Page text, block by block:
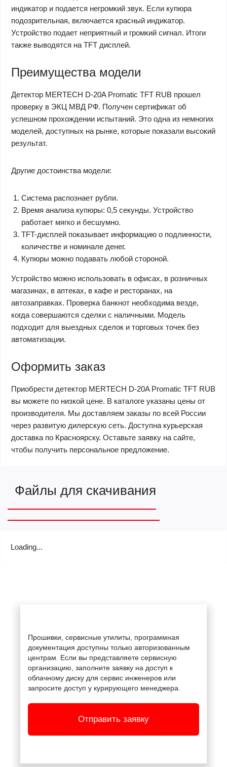
индикатор и подается негромкий звук. Если купюра
подозрительная, включается красный индикатор.
Устройство подает неприятный и громкий сигнал. Итоги
также выводятся на TFT дисплей.
Преимущества модели
Детектор MERTECH D-20A Promatic TFT RUB прошел
проверку в ЭКЦ МВД РФ. Получен сертификат об
успешном прохождении испытаний. Это одна из немногих
моделей, доступных на рынке, которые показали высокий
результат.
Другие достоинства модели:
Система распознает рубли.
Время анализа купюры: 0,5 секунды. Устройство
работает мягко и бесшумно.
TFT-дисплей показывает информацию о подлинности,
количестве и номинале денег.
Купюры можно подавать любой стороной.
Устройство можно использовать в офисах, в розничных
магазинах, в аптеках, в кафе и ресторанах, на
автозаправках. Проверка банкнот необходима везде,
когда совершаются сделки с наличными. Модель
подходит для выездных сделок и торговых точек без
автоматизации.
Оформить заказ
Приобрести детектор MERTECH D-20A Promatic TFT RUB
вы можете по низкой цене. В каталоге указаны цены от
производителя. Мы доставляем заказы по всей России
через развитую дилерскую сеть. Доступна курьерская
доставка по Красноярску. Оставьте заявку на сайте,
чтобы получить персональное предложение.
Файлы для скачивания
Loading...
Прошивки, сервисные утилиты, программная
документация доступны только авторизованным
центрам. Если вы представляете сервисную
организацию, заполните заявку на доступ к
облачному диску для сервис инженеров или
запросите доступ у курирующего менеджера.
Отправить заявку